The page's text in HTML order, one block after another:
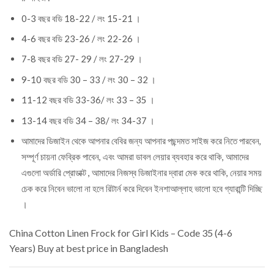
0-3 বছর বডি 18-22 / লং 15-21 ।
4-6 বছর বডি 23-26 / লং 22-26 ।
7-8 বছর বডি 27- 29 / লং 27-29 ।
9-10 বছর বডি 30 – 33 / লং 30 – 32 ।
11-12 বছর বডি 33-36/ লং 33 – 35 ।
13-14 বছর বডি 34 – 38/ লং 34-37 ।
আমাদের ডিজাইন থেকে আপনার বেবির জন্য আপনার পছন্দমত সাইজ করে নিতে পারবেন,
সম্পূর্ণ চায়না ফেব্রিক পাবেন, এবং আমরা ডাবল লেয়ার ব্যবহার করে থাকি, আমাদের
এগুলো অর্ডারি প্রোডাক্ট , আমাদের নিজস্ব ডিজাইনার দ্বারা মেক করে থাকি, নেয়ার সময়
চেক করে নিবেন ভালো না হলে রিটার্ন করে দিবেন ইনশাআল্লাহ ভালো হবে গ্যারান্টি দিচ্ছি
।
China Cotton Linen Frock for Girl Kids – Code 35 (4-6
Years) Buy at best price in Bangladesh